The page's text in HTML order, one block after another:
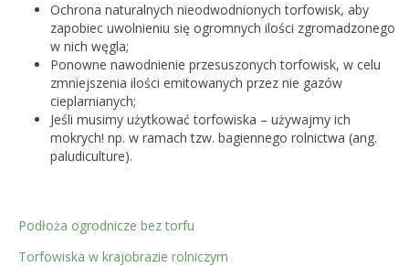
Ochrona naturalnych nieodwodnionych torfowisk, aby
zapobiec uwolnieniu się ogromnych ilości zgromadzonego
w nich węgla;
Ponowne nawodnienie przesuszonych torfowisk, w celu
zmniejszenia ilości emitowanych przez nie gazów
cieplarnianych;
Jeśli musimy użytkować torfowiska – używajmy ich
mokrych! np. w ramach tzw. bagiennego rolnictwa (ang.
paludiculture).
Podłoża ogrodnicze bez torfu
Torfowiska w krajobrazie rolniczym